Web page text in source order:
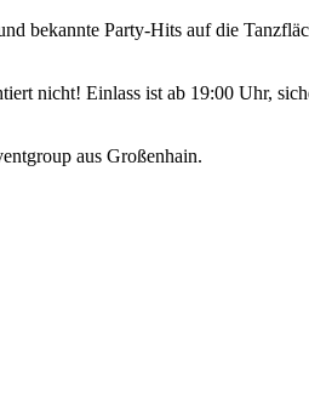
bekannte Party-Hits auf die
nicht! Einlass ist ab 19:00 Uhr,
aus Großenhain.